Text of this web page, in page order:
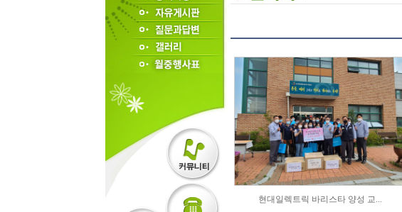
현대일렉트릭 바리스타 양성 교...